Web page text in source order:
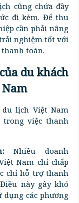
cũng chứa đầy
đi kèm. Để thu
cần phải nâng
nghiệm tốt với
toán.
du khách
lịch Việt Nam
việc thanh
Nhiều doanh
Nam chỉ chấp
chỉ hỗ trợ thanh
này gây khó
dụng các phương